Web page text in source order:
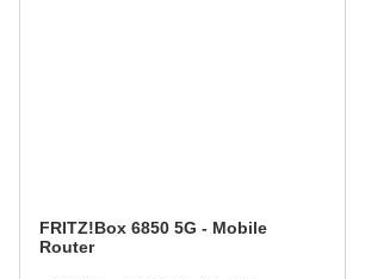
FRITZ!Box 6850 5G - Mobile
Router